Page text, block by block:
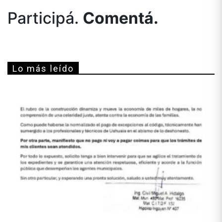
Participá. Comentá.
Lo más leído